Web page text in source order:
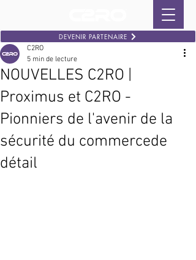
DEVENIR PARTENAIRE
NOUVELLES C2RO |
Proximus et C2RO -
Pionniers de l'avenir de la
sécurité du commercede
détail
C2RO
5 min de lecture